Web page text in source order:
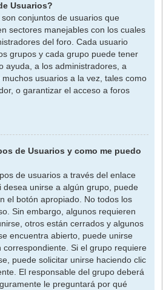
Usuarios?
conjuntos de usuarios que
sectores manejables con los cuales
del foro. Cada usuario
grupos y cada grupo puede tener
ayuda, a los administradores, a
usuarios a la vez, tales como
o garantizar el acceso a foros
de Usuarios y como me puedo
de usuarios a través del enlace
desea unirse a algún grupo, puede
el botón apropiado. No todos los
Sin embargo, algunos requieren
otros están cerrados y algunos
encuentra abierto, puede unirse
correspondiente. Si el grupo requiere
puede solicitar unirse haciendo clic
El responsable del grupo deberá
le preguntará por qué